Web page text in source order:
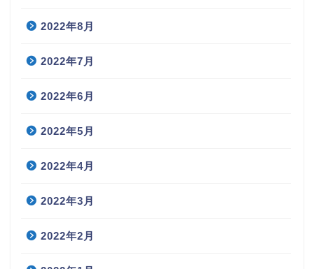
2022年8月
2022年7月
2022年6月
2022年5月
2022年4月
2022年3月
2022年2月